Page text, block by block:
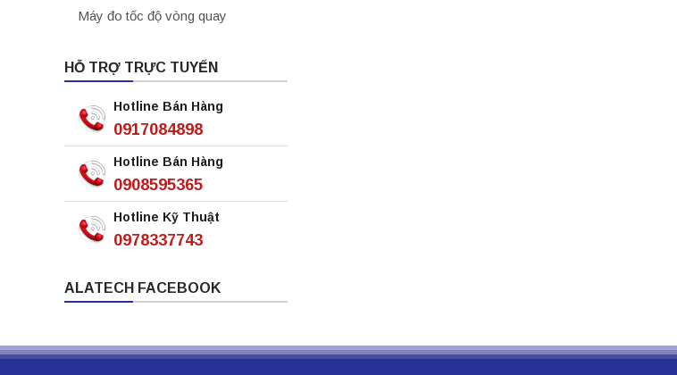
Máy đo tốc độ vòng quay
HỖ TRỢ TRỰC TUYẾN
Hotline Bán Hàng
0917084898
Hotline Bán Hàng
0908595365
Hotline Kỹ Thuật
0978337743
ALATECH FACEBOOK